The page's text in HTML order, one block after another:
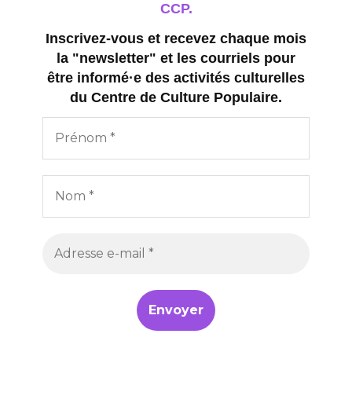
CCP.
Inscrivez-vous et recevez chaque mois
la "newsletter" et les courriels pour
être informé·e des activités culturelles
du Centre de Culture Populaire.